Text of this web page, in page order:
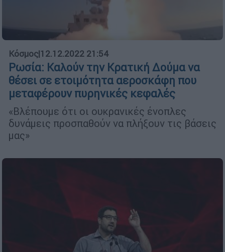
Κόσμος|12.12.2022 21:54
Ρωσία: Καλούν την Κρατική Δούμα να
θέσει σε ετοιμότητα αεροσκάφη που
μεταφέρουν πυρηνικές κεφαλές
«Βλέπουμε ότι οι ουκρανικές ένοπλες
δυνάμεις προσπαθούν να πλήξουν τις βάσεις
μας»